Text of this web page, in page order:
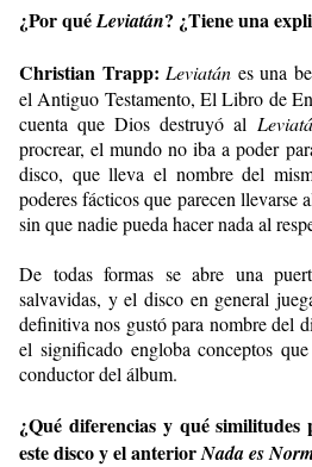
¿Por quéLeviatán? ¿Tiene una
Christian Trapp: Leviatán es una
el Antiguo Testamento, El Libro de
cuenta que Dios destruyó al
procrear, el mundo no iba a poder
disco, que lleva el nombre del
poderes fácticos que parecen llevarse
sin que nadie pueda hacer nada al
De todas formas se abre una
salvavidas, y el disco en general
definitiva nos gustó para nombre del
el significado engloba conceptos
conductor del álbum.
¿Qué diferencias y qué similitudes
este disco y el anteriorNada es